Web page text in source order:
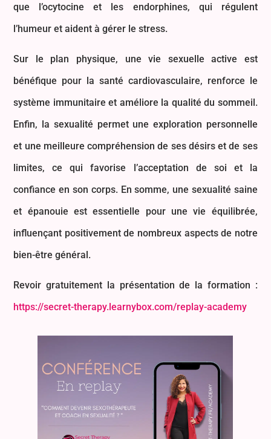
que l’ocytocine et les endorphines, qui régulent
l’humeur et aident à gérer le stress.
Sur le plan physique, une vie sexuelle active est
bénéfique pour la santé cardiovasculaire, renforce le
système immunitaire et améliore la qualité du sommeil.
Enfin, la sexualité permet une exploration personnelle
et une meilleure compréhension de ses désirs et de ses
limites, ce qui favorise l’acceptation de soi et la
confiance en son corps. En somme, une sexualité saine
et épanouie est essentielle pour une vie équilibrée,
influençant positivement de nombreux aspects de notre
bien-être général.
Revoir gratuitement la présentation de la formation :
https://secret-therapy.learnybox.com/replay-academy